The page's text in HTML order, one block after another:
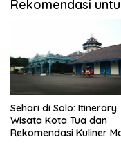
Rekomendasi
Sehari di Solo: Itinerary
Wisata Kota Tua dan
Rekomendasi Kuliner